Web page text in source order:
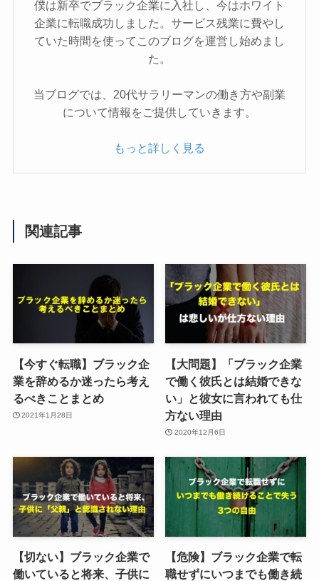
僕は新卒でブラック企業に入社し、今はホワイト
企業に転職成功しました。サービス残業に費やし
ていた時間を使ってこのブログを運営し始めまし
た。
当ブログでは、20代サラリーマンの働き方や副業
について情報をご提供していきます。
もっと詳しく見る
関連記事
【今すぐ転職】ブラック企
業を辞めるか迷ったら考え
るべきことまとめ
2021年1月28日
【大問題】「ブラック企業
で働く彼氏とは結婚できな
い」と彼女に言われても仕
方ない理由
2020年12月6日
【切ない】ブラック企業で
働いていると将来、子供に
【危険】ブラック企業で転
職せずにいつまでも働き続